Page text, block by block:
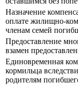
Назначение
оплате жилищно-
членам семей
Предоставление
взамен
Единовременная
кормильца
родителям